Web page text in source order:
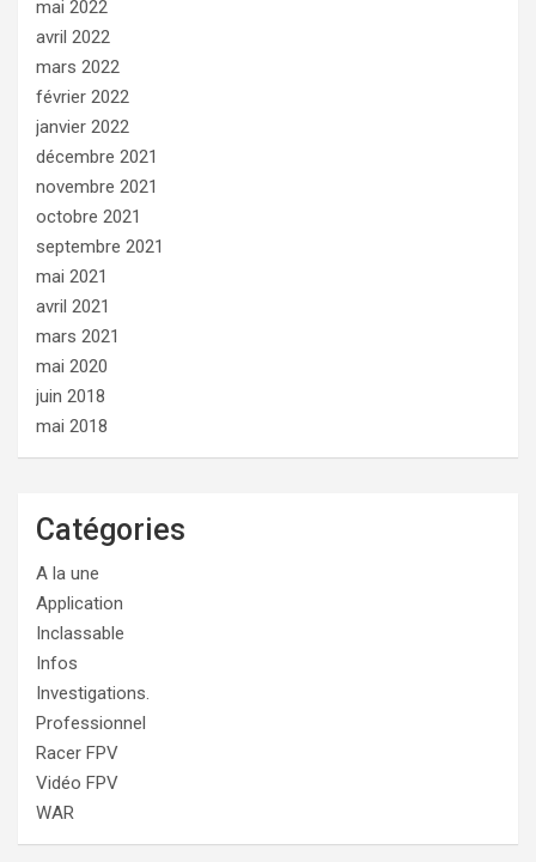
mai 2022
avril 2022
mars 2022
février 2022
janvier 2022
décembre 2021
novembre 2021
octobre 2021
septembre 2021
mai 2021
avril 2021
mars 2021
mai 2020
juin 2018
mai 2018
Catégories
A la une
Application
Inclassable
Infos
Investigations.
Professionnel
Racer FPV
Vidéo FPV
WAR